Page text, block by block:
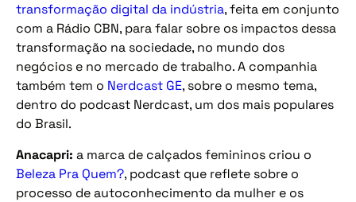
transformação digital da indústria, feita em conjunto
com a Rádio CBN, para falar sobre os impactos dessa
transformação na sociedade, no mundo dos
negócios e no mercado de trabalho. A companhia
também tem o Nerdcast GE, sobre o mesmo tema,
dentro do podcast Nerdcast, um dos mais populares
do Brasil.
Anacapri: a marca de calçados femininos criou o
Beleza Pra Quem?, podcast que reflete sobre o
processo de autoconhecimento da mulher e os